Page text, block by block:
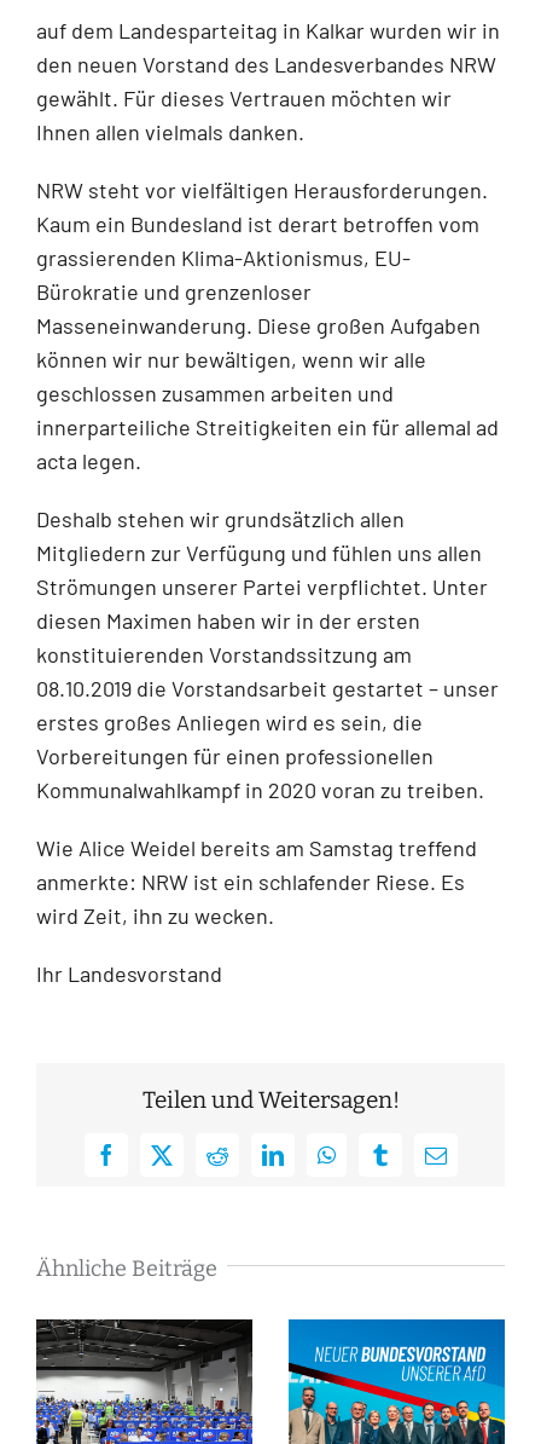
auf dem Landesparteitag in Kalkar wurden wir in
den neuen Vorstand des Landesverbandes NRW
gewählt. Für dieses Vertrauen möchten wir
Ihnen allen vielmals danken.
NRW steht vor vielfältigen Herausforderungen.
Kaum ein Bundesland ist derart betroffen vom
grassierenden Klima-Aktionismus, EU-
Bürokratie und grenzenloser
Masseneinwanderung. Diese großen Aufgaben
können wir nur bewältigen, wenn wir alle
geschlossen zusammen arbeiten und
innerparteiliche Streitigkeiten ein für allemal ad
acta legen.
Deshalb stehen wir grundsätzlich allen
Mitgliedern zur Verfügung und fühlen uns allen
Strömungen unserer Partei verpflichtet. Unter
diesen Maximen haben wir in der ersten
konstituierenden Vorstandssitzung am
08.10.2019 die Vorstandsarbeit gestartet – unser
erstes großes Anliegen wird es sein, die
Vorbereitungen für einen professionellen
Kommunalwahlkampf in 2020 voran zu treiben.
Wie Alice Weidel bereits am Samstag treffend
anmerkte: NRW ist ein schlafender Riese. Es
wird Zeit, ihn zu wecken.
Ihr Landesvorstand
Teilen und Weitersagen!
Facebook
X RedditLinkedInWhatsAppTumblrE-
Ähnliche Beiträge